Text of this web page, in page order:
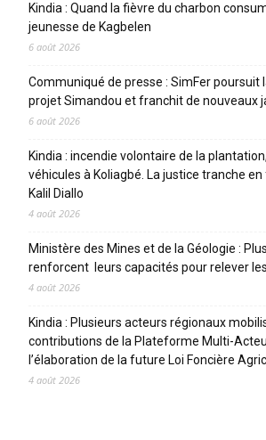
Kindia : Quand la fièvre du charbon
jeunesse de Kagbelen
6 août 2026
Communiqué de presse : SimFer poursuit
projet Simandou et franchit de nouveaux
6 août 2026
Kindia : incendie volontaire de la
véhicules à Koliagbé. La justice tranche en
Kalil Diallo
4 août 2026
Ministère des Mines et de la Géologie :
renforcent leurs capacités pour relever
4 août 2026
Kindia : Plusieurs acteurs régionaux
contributions de la Plateforme Multi-
l’élaboration de la future Loi Foncière
4 août 2026